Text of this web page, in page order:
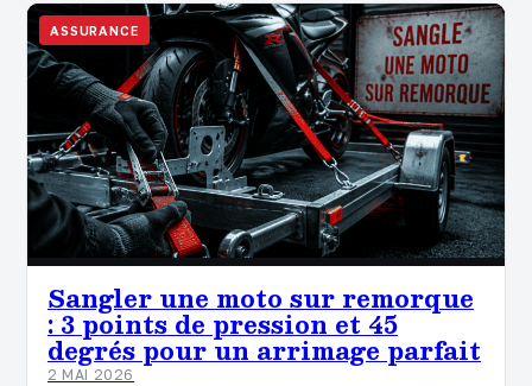
ASSURANCE
Sangler une moto sur remorque
: 3 points de pression et 45
degrés pour un arrimage parfait
2 MAI 2026